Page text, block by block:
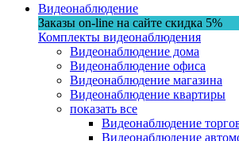
Видеонаблюдение
Заказы on-line на сaйте скидка 5%
Комплекты видеонаблюдения
Видеонаблюдение дома
Видеонаблюдение офиса
Видеонаблюдение магазина
Видеонаблюдение квартиры
показать все
Видеонаблюдение
Видеонаблюдение